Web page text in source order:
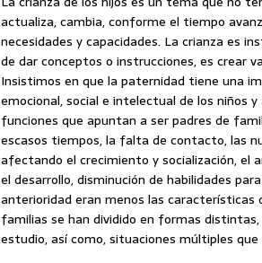
actualiza, cambia, conforme el tiempo
necesidades y capacidades. La crianza es
de dar conceptos o instrucciones, es crear
Insistimos en que la paternidad tiene una
emocional, social e intelectual de los niños
funciones que apuntan a ser padres de
escasos tiempos, la falta de contacto, las
afectando el crecimiento y socialización, el
el desarrollo, disminución de habilidades
anterioridad eran menos las
familias se han dividido en formas
estudio, así como, situaciones múltiples